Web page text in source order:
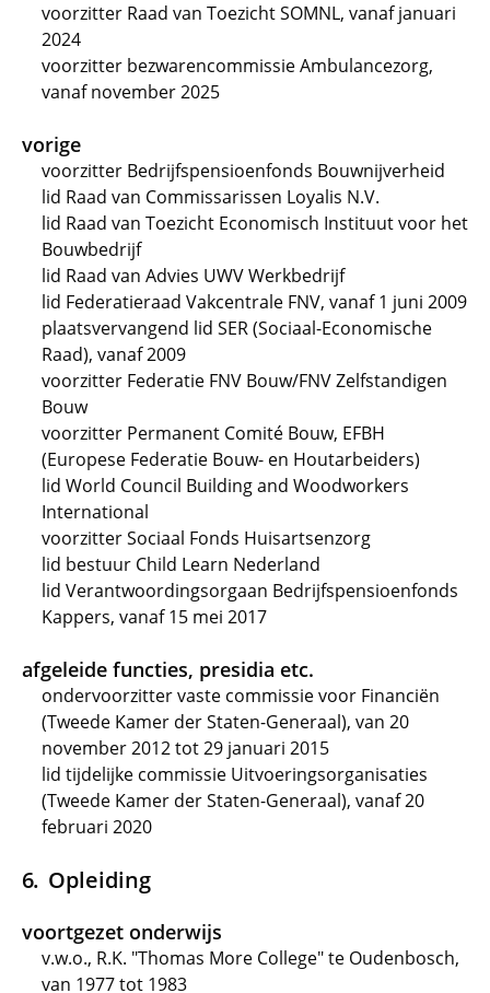
voorzitter Raad van Toezicht SOMNL, vanaf januari
2024
voorzitter bezwarencommissie Ambulancezorg,
vanaf november 2025
vorige
voorzitter Bedrijfspensioenfonds Bouwnijverheid
lid Raad van Commissarissen Loyalis N.V.
lid Raad van Toezicht Economisch Instituut voor het
Bouwbedrijf
lid Raad van Advies UWV Werkbedrijf
lid Federatieraad Vakcentrale FNV, vanaf 1 juni 2009
plaatsvervangend lid SER (Sociaal-Economische
Raad), vanaf 2009
voorzitter Federatie FNV Bouw/FNV Zelfstandigen
Bouw
voorzitter Permanent Comité Bouw, EFBH
(Europese Federatie Bouw- en Houtarbeiders)
lid World Council Building and Woodworkers
International
voorzitter Sociaal Fonds Huisartsenzorg
lid bestuur Child Learn Nederland
lid Verantwoordingsorgaan Bedrijfspensioenfonds
Kappers, vanaf 15 mei 2017
afgeleide functies, presidia etc.
ondervoorzitter vaste commissie voor Financiën
(Tweede Kamer der Staten-Generaal), van 20
november 2012 tot 29 januari 2015
lid tijdelijke commissie Uitvoeringsorganisaties
(Tweede Kamer der Staten-Generaal), vanaf 20
februari 2020
Opleiding
voortgezet onderwijs
v.w.o., R.K. "Thomas More College" te Oudenbosch,
van 1977 tot 1983